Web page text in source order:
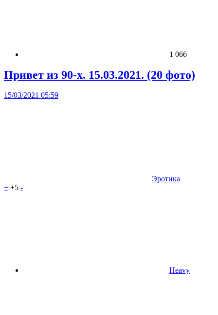
1 066
Привет из 90-х. 15.03.2021. (20 фото)
15/03/2021 05:59
Эротика
+ +5 -
Heavy